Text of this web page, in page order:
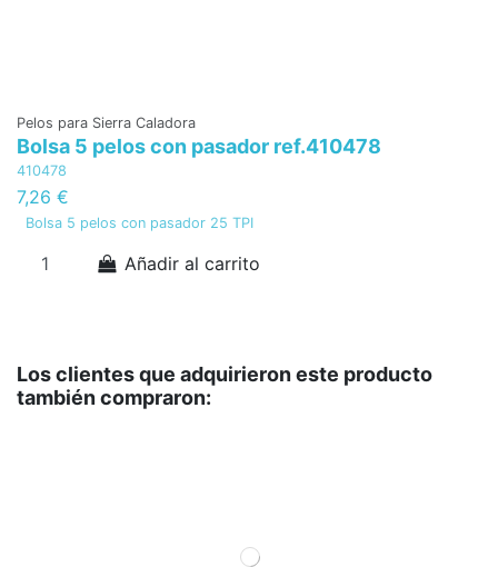
Pelos para Sierra Caladora
Bolsa 5 pelos con pasador ref.410478
410478
7,26 €
Bolsa 5 pelos con pasador 25 TPI
Añadir al carrito
Los clientes que adquirieron este producto
también compraron: